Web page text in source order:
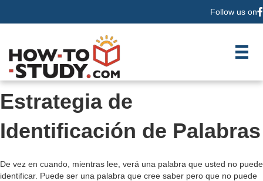
Follow us on
Estrategia de
Identificación de Palabras
De vez en cuando, mientras lee, verá una palabra que usted no puede
identificar. Puede ser una palabra que cree saber pero que no puede